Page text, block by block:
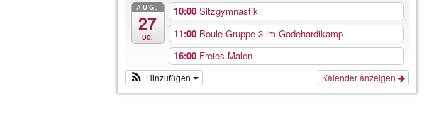
AUG.
27
Do.
10:00 Sitzgymnastik
11:00 Boule-Gruppe 3 im Godehardikamp
16:00 Freies Malen
Kalender anzeigen
Hinzufügen